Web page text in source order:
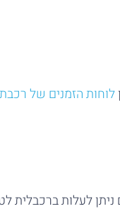
לוחות הזמנים של
לעלות ברכבלית